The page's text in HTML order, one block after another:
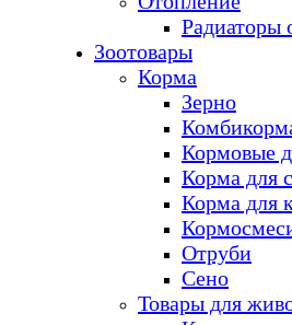
Радиаторы
Зоотовары
Корма
Зерно
Кормовые
Корма для
Корма для
Отруби
Сено
Товары для